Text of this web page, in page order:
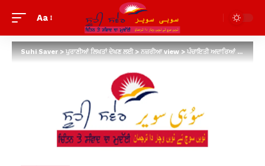
Aa
Suhi Saver>ਪੁਰਾਣੀਆਂ ਲਿਖਤਾਂ ਦੇਖਣ ਲਈ>ਨਜ਼ਰੀਆ view>ਪੰਚਾਇਤੀ ਅਦਾਰਿਆਂ ਦੀਆਂ ਚੋਣਾਂ ਅਤੇ ਹਾਕਮਾਂ ਦਾ ਦੰਭ – ਮੁਖ਼ਤਿਆਰ ਪੂਹਲਾ